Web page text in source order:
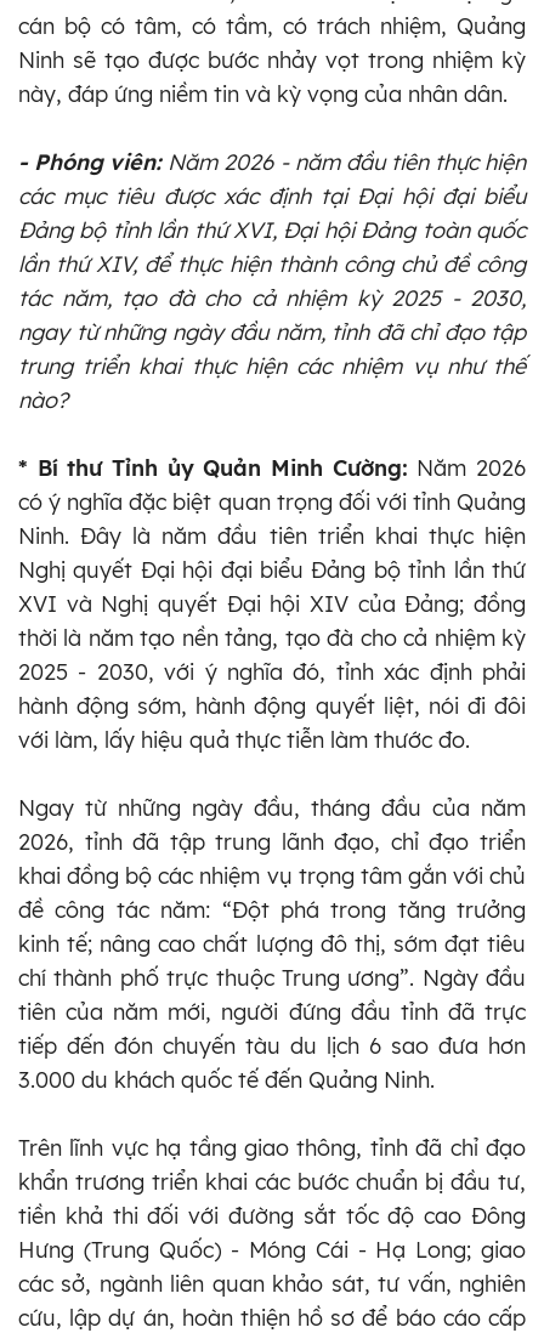
cán bộ có tâm, có tầm, có trách nhiệm, Quảng
Ninh sẽ tạo được bước nhảy vọt trong nhiệm kỳ
này, đáp ứng niềm tin và kỳ vọng của nhân dân.
- Phóng viên:Năm 2026 - năm đầu tiên thực hiện
các mục tiêu được xác định tại Đại hội đại biểu
Đảng bộ tỉnh lần thứ XVI, Đại hội Đảng toàn quốc
lần thứ XIV, để thực hiện thành công chủ đề công
tác năm, tạo đà cho cả nhiệm kỳ 2025 - 2030,
ngay từ những ngày đầu năm, tỉnh đã chỉ đạo tập
trung triển khai thực hiện các nhiệm vụ như thế
nào?
* Bí thư Tỉnh ủy Quản Minh Cường: Năm 2026
có ý nghĩa đặc biệt quan trọng đối với tỉnh Quảng
Ninh. Đây là năm đầu tiên triển khai thực hiện
Nghị quyết Đại hội đại biểu Đảng bộ tỉnh lần thứ
XVI và Nghị quyết Đại hội XIV của Đảng; đồng
thời là năm tạo nền tảng, tạo đà cho cả nhiệm kỳ
2025 - 2030, với ý nghĩa đó, tỉnh xác định phải
hành động sớm, hành động quyết liệt, nói đi đôi
với làm, lấy hiệu quả thực tiễn làm thước đo.
Ngay từ những ngày đầu, tháng đầu của năm
2026, tỉnh đã tập trung lãnh đạo, chỉ đạo triển
khai đồng bộ các nhiệm vụ trọng tâm gắn với chủ
đề công tác năm: “Đột phá trong tăng trưởng
kinh tế; nâng cao chất lượng đô thị, sớm đạt tiêu
chí thành phố trực thuộc Trung ương”. Ngày đầu
tiên của năm mới, người đứng đầu tỉnh đã trực
tiếp đến đón chuyến tàu du lịch 6 sao đưa hơn
3.000 du khách quốc tế đến Quảng Ninh.
Trên lĩnh vực hạ tầng giao thông, tỉnh đã chỉ đạo
khẩn trương triển khai các bước chuẩn bị đầu tư,
tiền khả thi đối với đường sắt tốc độ cao Đông
Hưng (Trung Quốc) - Móng Cái - Hạ Long; giao
các sở, ngành liên quan khảo sát, tư vấn, nghiên
cứu, lập dự án, hoàn thiện hồ sơ để báo cáo cấp